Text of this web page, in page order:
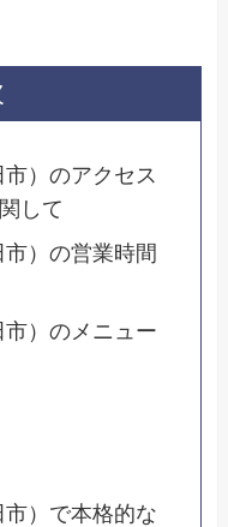
）のアクセス
して
）の営業時間
）のメニュー
）で本格的な